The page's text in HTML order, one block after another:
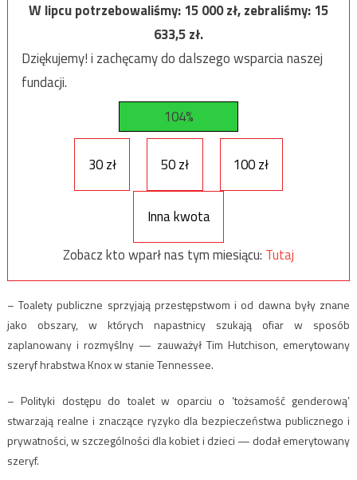
W lipcu potrzebowaliśmy:15 000zł, zebraliśmy:15
633,5zł.
Dziękujemy! i zachęcamy do dalszego wsparcia naszej
fundacji.
104%
30 zł 50 zł 100 zł
Inna kwota
Zobacz kto wparł nas tym miesiącu: Tutaj
– Toalety publiczne sprzyjają przestępstwom i od dawna były znane
jako obszary, w których napastnicy szukają ofiar w sposób
zaplanowany i rozmyślny — zauważył Tim Hutchison, emerytowany
szeryf hrabstwa Knox w stanie Tennessee.
– Polityki dostępu do toalet w oparciu o ‘tożsamość genderową’
stwarzają realne i znaczące ryzyko dla bezpieczeństwa publicznego i
prywatności, w szczególności dla kobiet i dzieci — dodał emerytowany
szeryf.